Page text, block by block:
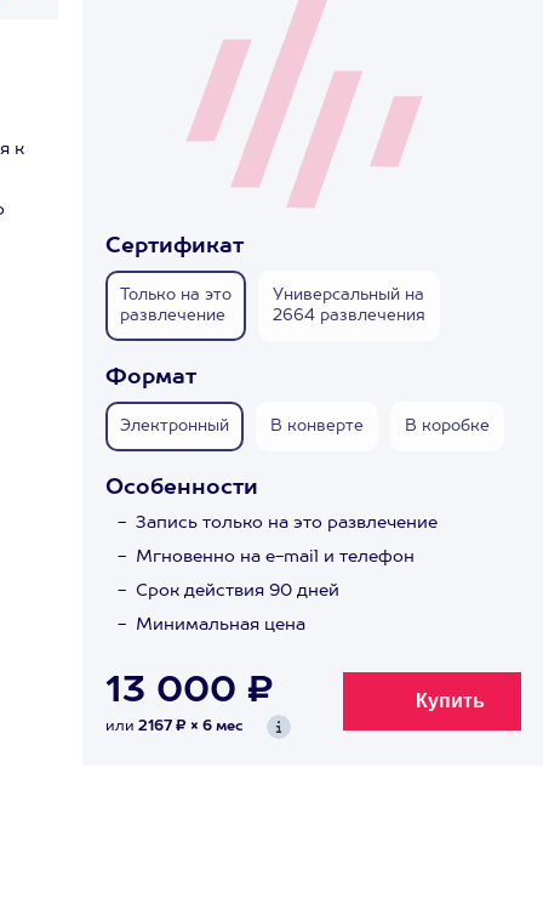
к
Сертификат
Только на это
развлечение
Универсальный на
2664 развлечения
Формат
Электронный В конверте В коробке
Особенности
Запись только на это развлечение
Мгновенно на e-mail и телефон
Срок действия 90 дней
Минимальная цена
13 000 ₽
или 2167 ₽ × 6 мес